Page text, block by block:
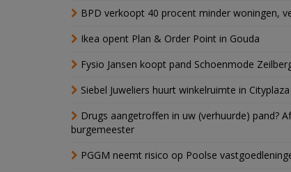
BPD verkoopt 40 procent minder woningen,
Ikea opent Plan & Order Point in Gouda
Fysio Jansen koopt pand Schoenmode
Siebel Juweliers huurt winkelruimte in
Drugs aangetroffen in uw (verhuurde) pand?
burgemeester
PGGM neemt risico op Poolse